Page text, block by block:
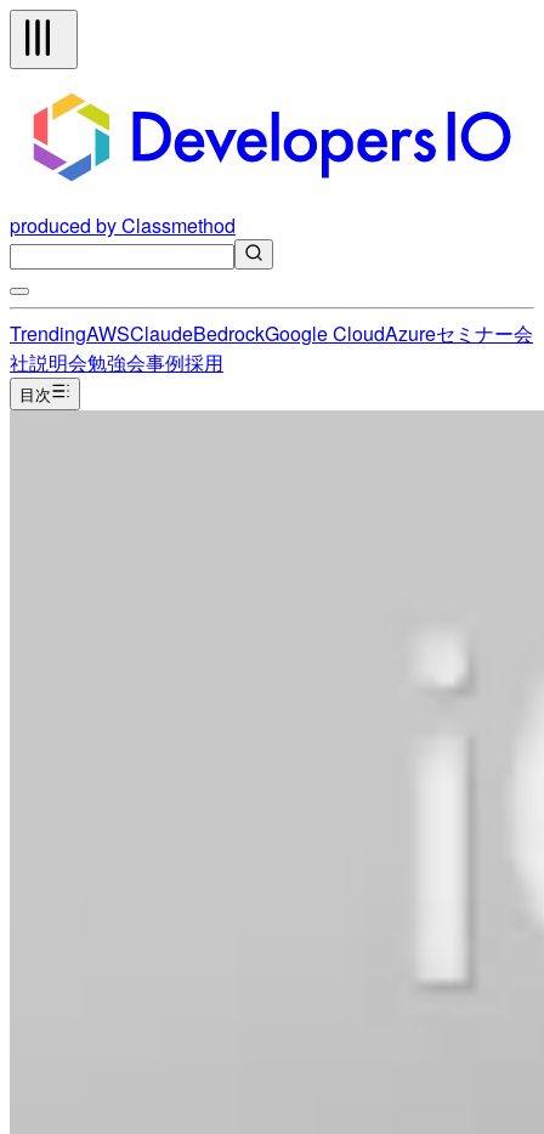
produced by Classmethod
TrendingAWSClaudeBedrockGoogle CloudAzureセミナー会
社説明会勉強会事例採用
目次